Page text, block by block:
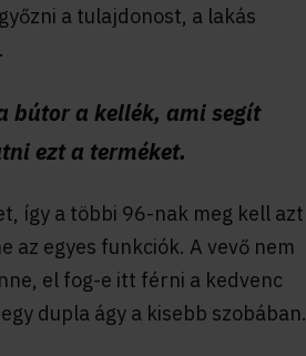
a tulajdonost, a lakás
bútor a kellék, ami segít
ezt a terméket.
így a többi 96-nak meg kell azt
az egyes funkciók. A vevő nem
el fog-e itt férni a kedvenc
dupla ágy a kisebb szobában.